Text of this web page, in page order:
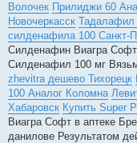
Волочек Прилиджи 60
Новочеркасск Тадалафил
силденафила 100 Санкт-
Силденафин Виагра
Силденафил 100 мг
zhevitra дешево Тихорецк
100 Аналог Коломна
Хабаровск Купить Super
Виагра Софт в аптеке
данилове Результатом